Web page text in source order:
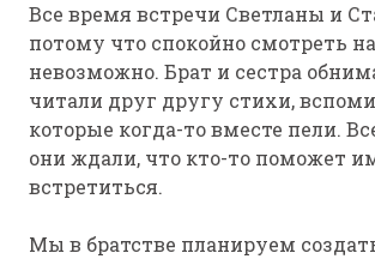
Все время встречи Светланы и
потому что спокойно смотреть
невозможно. Брат и сестра
читали друг другу стихи,
которые когда-то вместе пели.
они ждали, что кто-то поможет
встретиться.
Мы в братстве планируем